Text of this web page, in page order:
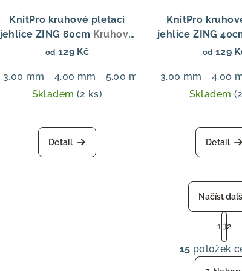
KnitPro kruhové pletací
jehlice ZING 60cm Kruhové
jehlice Zing Fixed 60 cm,
od 129 Kč
3.00 mm 4.00 mm 5.00 mm
6.00 mm
Skladem (2 ks)
Detail
KnitPro
jehlice ZING
jehlice Zing
od 129
3.00 mm 4.00
Skladem
Detail
O
v
Načíst
S
t
r
á
1 2
15 položek